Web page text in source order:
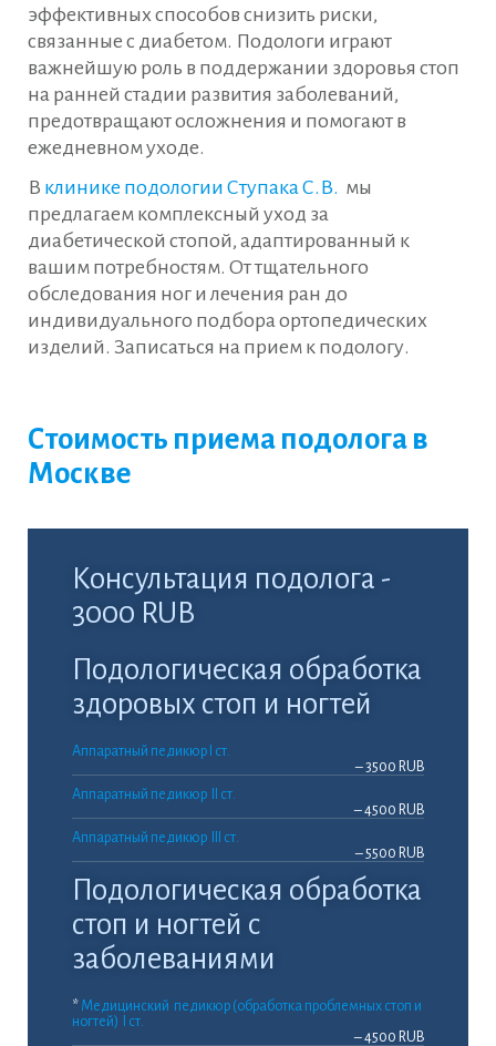
эффективных способов снизить риски,
связанные с диабетом. Подологи играют
важнейшую роль в поддержании здоровья стоп
на ранней стадии развития заболеваний,
предотвращают осложнения и помогают в
ежедневном уходе.
В клинике подологии Ступака С.В. мы
предлагаем комплексный уход за
диабетической стопой, адаптированный к
вашим потребностям. От тщательного
обследования ног и лечения ран до
индивидуального подбора ортопедических
изделий. Записаться на прием к подологу.
Стоимость приема подолога в
Москве
Консультация подолога -
3000 RUB
Подологическая обработка
здоровых стоп и ногтей
​​Аппаратный педикюр I ст.
– 3500 RUB
Аппаратный педикюр II ст.
– 4500 RUB
Аппаратный педикюр III ст.
– 5500 RUB
Подологическая обработка
стоп и ногтей с
заболеваниями
* Медицинский педикюр (обработка проблемных стоп и
ногтей) I ст.
– 4500 RUB